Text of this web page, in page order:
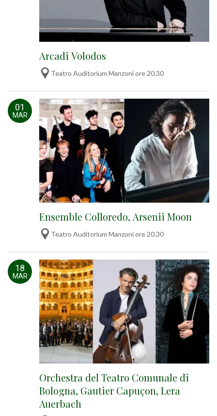
Arcadi Volodos
Teatro Auditorium Manzoni ore 20.30
01
MAR
Ensemble Colloredo, Arsenii Moon
Teatro Auditorium Manzoni ore 20.30
18
MAR
Orchestra del Teatro Comunale di
Bologna, Gautier Capuçon, Lera
Auerbach